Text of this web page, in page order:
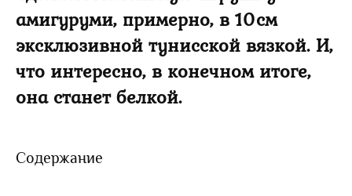
амигуруми, примерно, в 10см
эксклюзивной тунисской вязкой. И,
что интересно, в конечном итоге,
она станет белкой.
Содержание